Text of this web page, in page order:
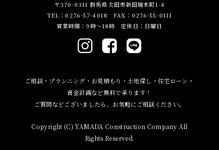
〒370-0311 群馬県太田市新田瑞木町1-4
TEL：0276-57-4018 FAX：0276-55-0111
営業時間：9時～18時 定休日：日曜日
ご相談・プランニング・お見積もり・土地探し・住宅ローン・
資金計画など無料で承ります！
ご質問などございましたら、お気軽にご相談ください。
Copyright (C) YAMADA Construction Company All
Rights Reserved.